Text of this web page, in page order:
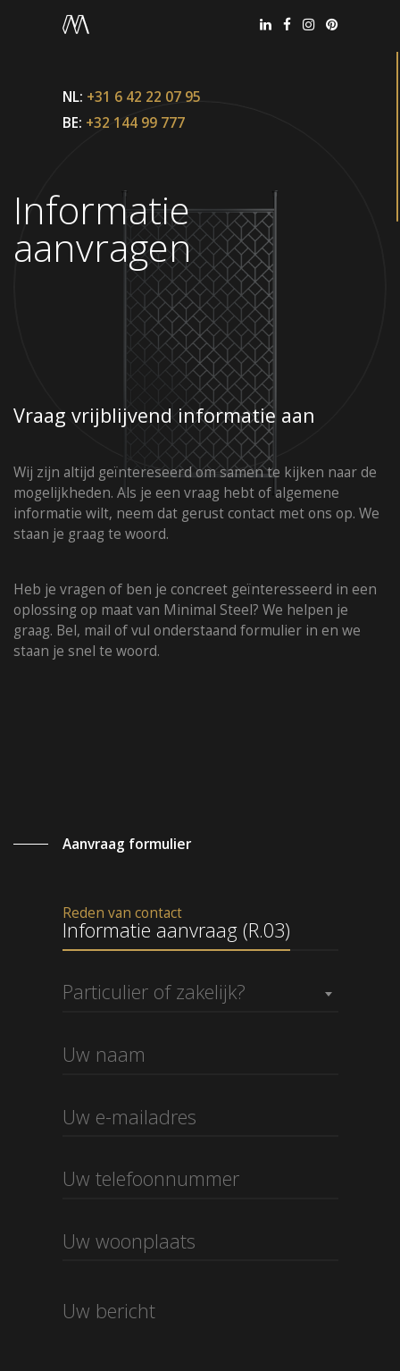
Showroom Nederland
NL: +31 6 42 22 07 95
BE: +32 144 99 777
Informatie
aanvragen
Vraag vrijblijvend informatie aan
Wij zijn altijd geïntereseerd om samen te kijken naar de
mogelijkheden. Als je een vraag hebt of algemene
informatie wilt, neem dat gerust contact met ons op. We
staan je graag te woord.
Heb je vragen of ben je concreet geïnteresseerd in een
oplossing op maat van Minimal Steel? We helpen je
graag. Bel, mail of vul onderstaand formulier in en we
staan je snel te woord.
Aanvraag formulier
Reden van contact
Informatie aanvraag (R.03)
Particulier of zakelijk?